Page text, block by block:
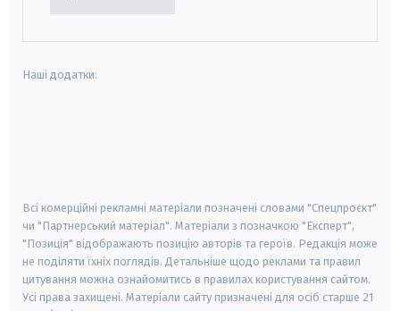
Наші додатки:
Всі комерційні рекламні матеріали позначені словами "Спецпроєкт"
чи "Партнерський матеріал". Матеріали з позначкою "Експерт",
"Позиція" відображають позицію авторів та героїв. Редакція може
не поділяти їхніх поглядів. Детальніше щодо реклами та правил
цитування можна ознайомитись в правилах користування сайтом.
Усі права захищені. Матеріали сайту призначені для осіб старше 21